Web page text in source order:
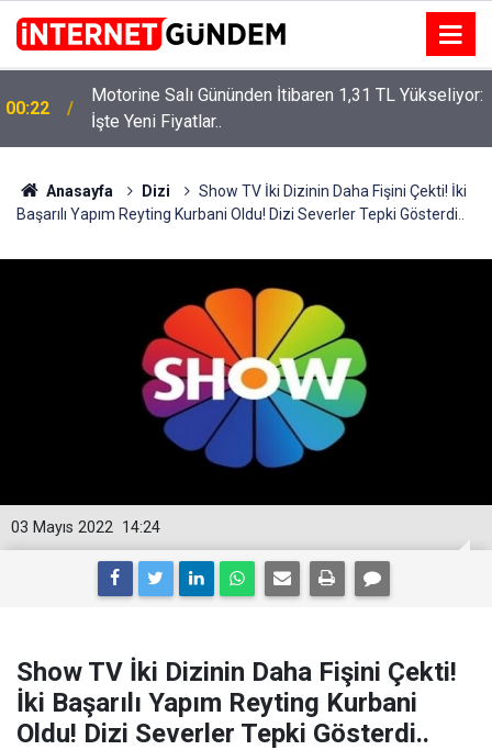
00:22
Motorine Salı Gününden İtibaren 1,31 TL Yükseliyor:
İşte Yeni Fiyatlar..
Anasayfa Dizi
Show TV İki Dizinin Daha Fişini Çekti! İki
Başarılı Yapım Reyting Kurbani Oldu! Dizi Severler Tepki Gösterdi..
14:24
03 Mayıs 2022
Show TV İki Dizinin Daha Fişini Çekti!
İki Başarılı Yapım Reyting Kurbani
Oldu! Dizi Severler Tepki Gösterdi..